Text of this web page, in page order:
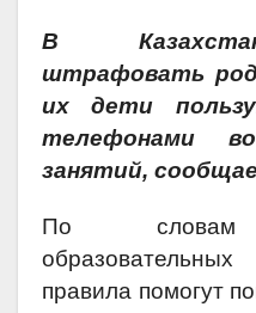
В
штрафовать
их дети
телефонами
занятий,
По словам
правила помогут